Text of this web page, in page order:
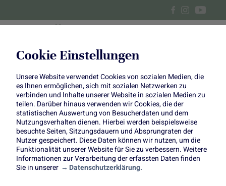
Cookie Einstellungen
Unsere Website verwendet Cookies von sozialen Medien, die
es Ihnen ermöglichen, sich mit sozialen Netzwerken zu
verbinden und Inhalte unserer Website in sozialen Medien zu
teilen. Darüber hinaus verwenden wir Cookies, die der
statistischen Auswertung von Besucherdaten und dem
Nutzungsverhalten dienen. Hierbei werden beispielsweise
besuchte Seiten, Sitzungsdauern und Absprungraten der
Nutzer gespeichert. Diese Daten können wir nutzen, um die
Funktionalität unserer Website für Sie zu verbessern. Weitere
Informationen zur Verarbeitung der erfassten Daten finden
Sie in unserer
Datenschutzerklärung.
Bayrischer Weißwurst-
Kartoffelsalat mit Rucola